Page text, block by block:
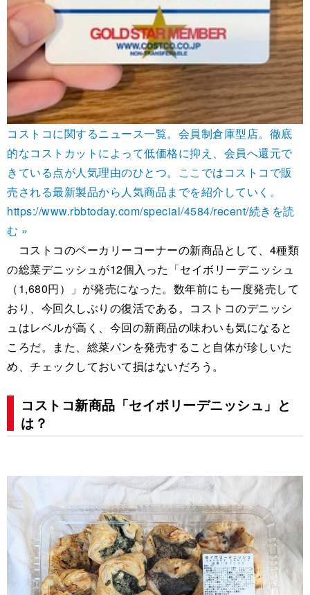
コストコに関するニュース一覧。会員制倉庫型店。徹底
的なコストカットによって低価格に抑え、会員へ還元で
きている点が人気理由のひとつ。ここではコストコで販
売される最新製品から人気商品までを紹介していく。
https://www.rbbtoday.com/special/4584/recent/続きを読
む »
コストコのベーカリーコーナーの新商品として、4種類
の総菜デニッシュが12個入った「セイボリーデニッシュ
（1,680円）」が発売になった。数年前にも一度発売して
おり、今回久しぶりの復活である。コストコのデニッシ
ュはレベルが高く、今回の新商品の味わいも気になると
ころだ。また、総菜パンを発売すること自体が珍しいた
め、チェックしておいて損はないだろう。
コストコ新商品「セイボリーデニッシュ」と
は？